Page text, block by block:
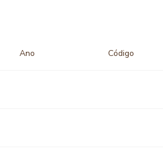
Ano Código